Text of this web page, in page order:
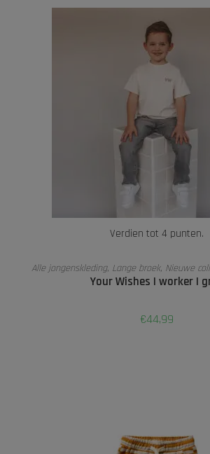
Verdien tot 4 punten.
OPTIES SELECTEREN
Alle jongenskleding, Lange broek, Nieuwe
Your Wishes | worker |
€44,99